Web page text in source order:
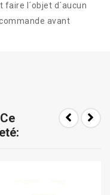
l´objet d´aucun
avant